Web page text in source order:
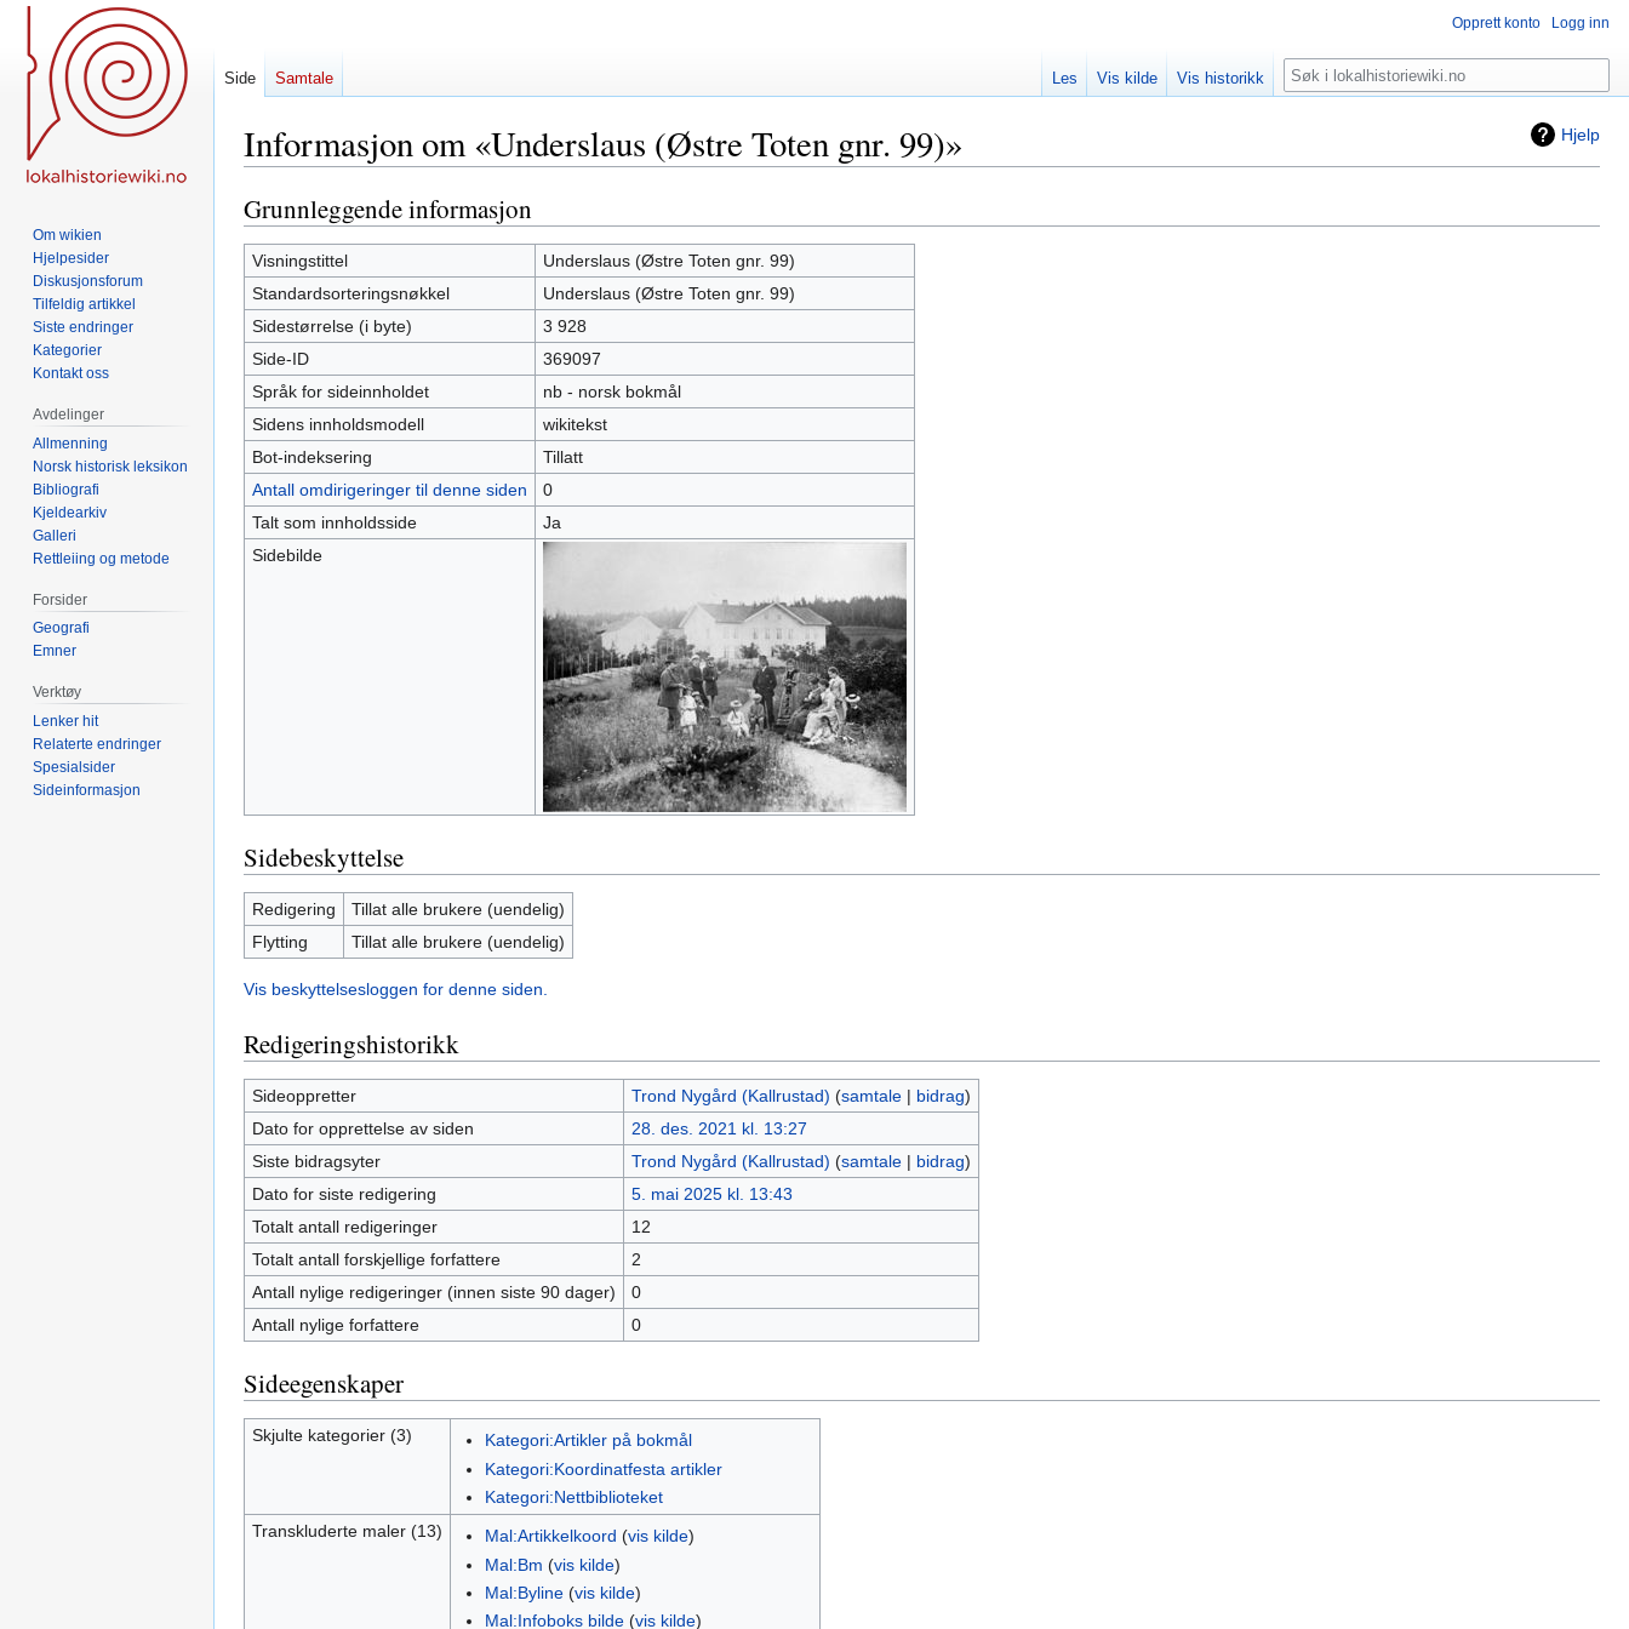
Hjelp
Informasjon om «Underslaus (Østre Toten gnr. 99)»
Hopp
til
navigering
Hopp
til
søk
Grunnleggende informasjon
Visningstittel
Underslaus (Østre Toten gnr. 99)
Standardsorteringsnøkkel
Underslaus (Østre Toten gnr. 99)
Sidestørrelse (i byte)
3 928
Side-ID
369097
Språk for sideinnholdet
nb - norsk bokmål
Sidens innholdsmodell
wikitekst
Bot-indeksering
Tillatt
Antall omdirigeringer til denne siden
0
Talt som innholdsside
Ja
Sidebilde
Sidebeskyttelse
Redigering
Tillat alle brukere (uendelig)
Flytting
Tillat alle brukere (uendelig)
Vis beskyttelsesloggen for denne siden.
Redigeringshistorikk
Sideoppretter Trond Nygård (Kallrustad) (samtale| bidrag)
Dato for opprettelse av siden
28. des. 2021 kl. 13:27
Siste bidragsyter
Trond Nygård (Kallrustad) (samtale| bidrag)
Dato for siste redigering
5. mai 2025 kl. 13:43
Totalt antall redigeringer
12
Totalt antall forskjellige forfattere
2
Antall nylige redigeringer (innen siste 90 dager)
0
Antall nylige forfattere
0
Sideegenskaper
Skjulte kategorier (3)
Kategori:Artikler på bokmål
Kategori:Koordinatfesta artikler
Kategori:Nettbiblioteket
Transkluderte maler (13)
Mal:Artikkelkoord (vis kilde)
Mal:Bm (vis kilde)
Mal:Byline(vis kilde)
Mal:Infoboks bilde(vis kilde)
Opprett konto Logg inn
Side Samtale Les Vis kilde Vis historikk Søk
Om wikien
Hjelpesider
Diskusjonsforum
Tilfeldig artikkel
Siste endringer
Kategorier
Kontakt oss
Avdelinger
Allmenning
Norsk historisk leksikon
Bibliografi
Kjeldearkiv
Galleri
Rettleiing og metode
Forsider
Geografi
Emner
Verktøy
Lenker hit
Relaterte endringer
Spesialsider
Sideinformasjon